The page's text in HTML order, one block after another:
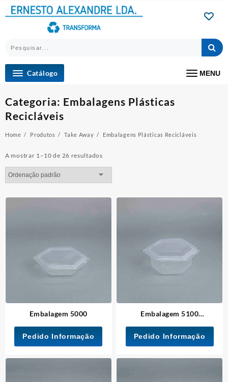
Skip
to
Catálogo MENU
Categoria: Embalagens Plásticas
Recicláveis
Home Produtos Take Away Embalagens Plásticas Recicláveis
A mostrar 1–10 de 26 resultados
Embalagem 5000
Pedido Informação
Embalagem 5100
Pedido Informação